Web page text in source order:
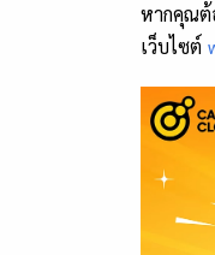
หากคุณต้
เว็บไซต์